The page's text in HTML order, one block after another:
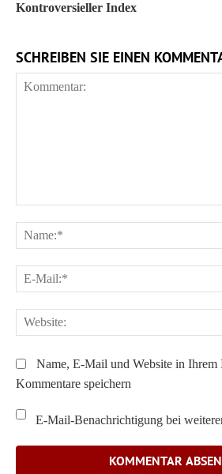
Kontroversieller Index
SCHREIBEN SIE EINEN
Name, E-Mail und Website in
Kommentare speichern
E-Mail-Benachrichtigung bei